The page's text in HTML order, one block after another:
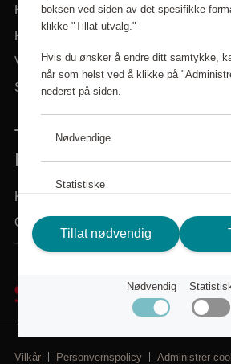
boksen ved siden av det spesifikke
klikke "Tillat utvalg."
Hvis du ønsker å endre ditt samtykke,
når som helst ved å klikke på
nederst på siden.
Nødvendige
Statistiske
Klikk på lenken for å lese mer om
cookies og andre tekniske løsninger,
Tillat nødvendig
Nødvendig
Hjem
Kategorier
Varemerker
Søk i sortiment
TRENGER DU HJELP? VI
DEG!
Kundeservice
Om Scandic Friends
Tilbake til scandichotels.no
Vilkår Personvernspolicy Administrer